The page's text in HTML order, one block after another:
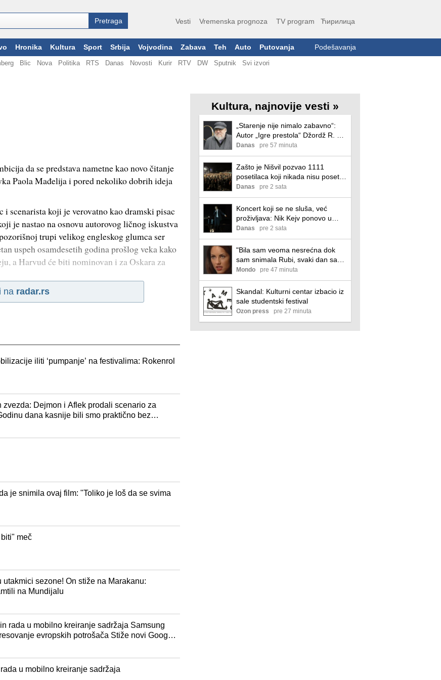
Vesti Vremenska prognoza TV program Ћирилица
Hronika Kultura Sport Srbija Vojvodina Zabava Teh Auto Putovanja Podešavanja
Blic Nova Politika RTS Danas Novosti Kurir RTV DW Sputnik Svi izvori
da se predstava nametne kao novo čitanje
Paola Mađelija i pored nekoliko dobrih ideja
scenarista koji je verovatno kao dramski pisac
je nastao na osnovu autorovog ličnog iskustva
trupi velikog engleskog glumca ser
uspeh osamdesetih godina prošlog veka kako
a Harvud će biti nominovan i za Oskara za
na radar.rs
iliti ‘pumpanje’ na festivalima: Rokenrol
Dejmon i Aflek prodali scenario za
dana kasnije bili smo praktično bez
je snimila ovaj film: "Toliko je loš da se svima
meč
sezone! On stiže na Marakanu:
na Mundijalu
rada u mobilno kreiranje sadržaja Samsung
evropskih potrošača Stiže novi Google
Upoznajte soundcore Liberty 5 Pro i
u mobilno kreiranje sadržaja
Kultura, najnovije vesti »
„Starenje nije nimalo zabavno“:
Autor „Igre prestola“ Džordž R. R.
Martin progovorio o depresiji
usred novih odlaganja knjige
Danas pre 57 minuta
Zašto je Nišvil pozvao 1111
posetilaca koji nikada nisu posetili
festival da kupe komplet karata?
Danas pre 2 sata
Koncert koji se ne sluša, već
proživljava: Nik Kejv ponovo u
Beogradu
Danas pre 2 sata
"Bila sam veoma nesrećna dok
sam snimala Rubi, svaki dan sam
plakala": Barbara Mori šokirala
nakon 20 godina
Mondo pre 47 minuta
Skandal: Kulturni centar izbacio iz
sale studentski festival
Ozon press pre 27 minuta